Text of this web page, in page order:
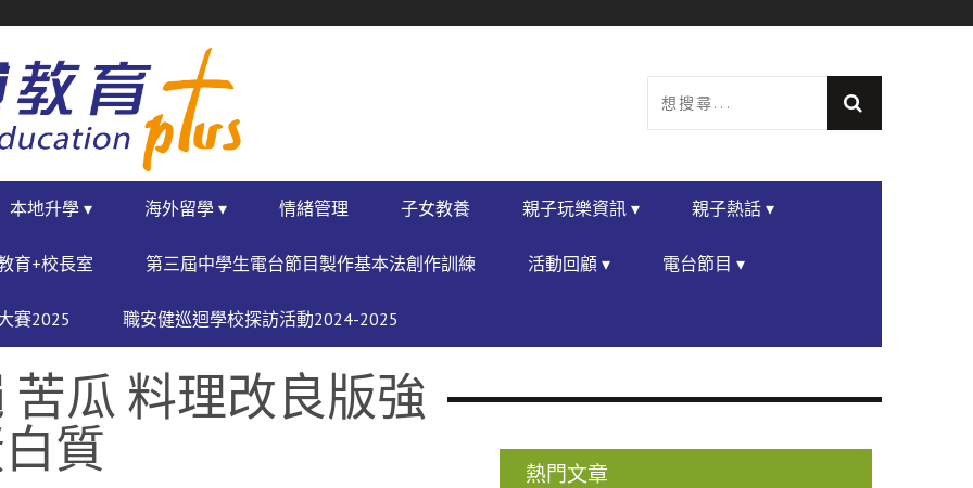
本地升學 ▾ 海外留學 ▾ 情緒管理 子女教養 親子玩樂資訊 ▾ 親子熱話 ▾
育+校長室 第三屆中學生電台節目製作基本法創作訓練 活動回顧 ▾ 電台節目 ▾
賽2025 職安健巡迴學校探訪活動2024-2025
瓜 料理改良版強
質
熱門文章